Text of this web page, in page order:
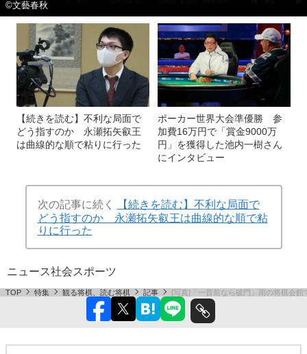
©文藝春秋
【続きを読む】不利な局面で
どう指すのか 永瀬拓矢叡王
は曲線的な順で粘りに行った
ポーカー世界大会準優勝 参
加費16万円で「賞金9000万
円」を獲得した池内一樹さん
にインタビュー
次の記事に続く
【続きを読む】不利な局面で
どう指すのか 永瀬拓矢叡王は曲線的な順で粘
りに行った
ニュース社会スポーツ
TOP 特集 観る将棋、読む将棋 記事 [写真]「一昔前なら破門」雨の将棋会